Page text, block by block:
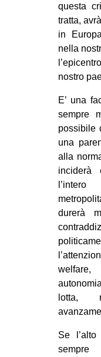
questa
tratta,
in
nella
nostro
E’ una
sempre
possibile
una
alla
inciderà
durerà
lotta,
Se